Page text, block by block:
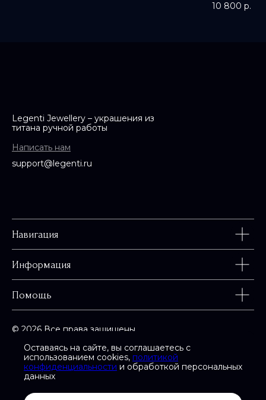
10 800 р.
Оставаясь на сайте, вы соглашаетесь с
использованием cookies, политикой
конфиденциальности и обработкой персональных
данных
Legenti Jewellery – украшения из
титана ручной работы
Написать нам
support@legenti.ru
Навигация
Информация
Помощь
© 2026 Все права защищены
Карта сайта